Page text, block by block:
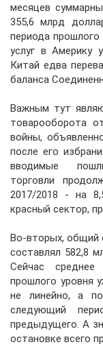
месяцев
355,6 млрд
периода
услуг в Америку
Китай едва
баланса
Важным тут
товарооборота
войны,
после его
вводимые
торговли
2017/2018 - на
красный сектор,
Во-вторых, общий
составлял 582,8
Сейчас
прошлого уровня
не линейно, а
следующий
предыдущего. А
остановке всего